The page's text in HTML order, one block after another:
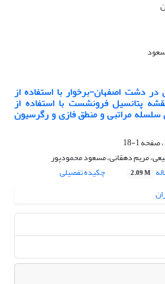
دشت اصفهان-برخوار با استفاده از
پتانسیل فرونشست با استفاده از
مراتبی و منطق فازی و رگرسیون
1-18
مریم دهقانی، مسعود محمودپور
2.09 M چکیده تفصیلی